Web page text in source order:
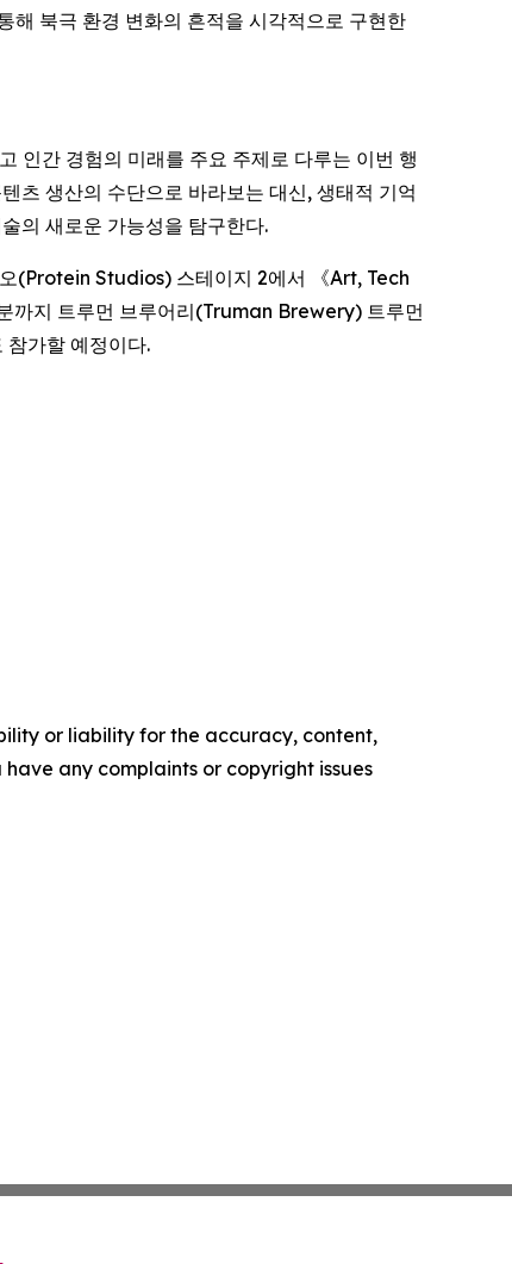
북극 환경 변화의 흔적을 시각적으로 구현한
인간 경험의 미래를 주요 주제로 다루는 이번 행
츠 생산의 수단으로 바라보는 대신, 생태적 기억
의 새로운 가능성을 탐구한다.
(Protein Studios) 스테이지 2에서 《Art, Tech
까지 트루먼 브루어리(Truman Brewery) 트루먼
참가할 예정이다.
or liability for the accuracy, content,
any complaints or copyright issues